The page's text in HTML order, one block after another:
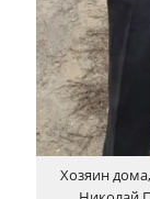
Хозяин